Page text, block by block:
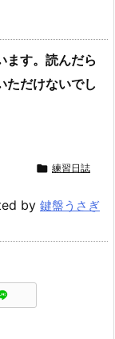
ます。読んだら
ただけないでし
 練習日誌
by 鍵盤うさぎ